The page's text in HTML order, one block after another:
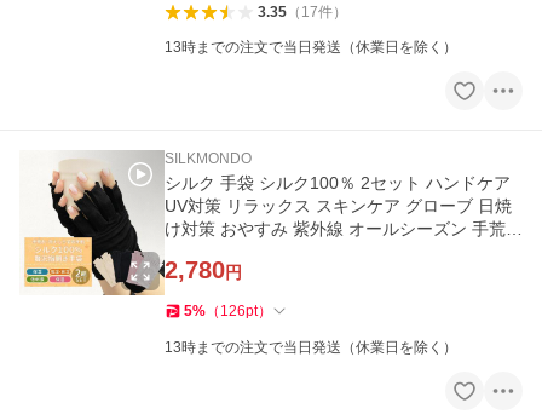
3.35（ 17件）
13時までの注文で当日発送（休業日を除く）
SILKMONDO
シルク 手袋 シルク100％ 2セット ハンドケア
UV対策 リラックス スキンケア グローブ 日焼
け対策 おやすみ 紫外線 オールシーズン 手荒れ
2,780円
5% （ 126pt）
13時までの注文で当日発送（休業日を除く）